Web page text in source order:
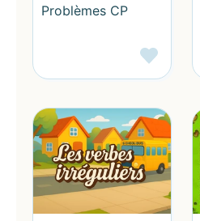
Problèmes CP